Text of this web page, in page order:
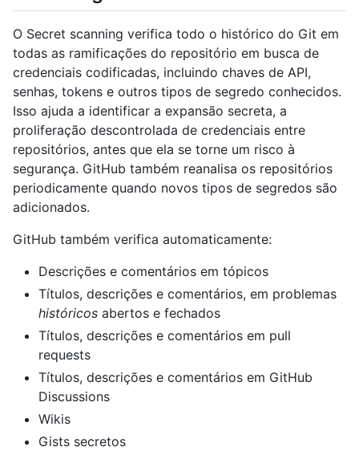
O Secret scanning verifica todo o histórico do Git em
todas as ramificações do repositório em busca de
credenciais codificadas, incluindo chaves de API,
senhas, tokens e outros tipos de segredo conhecidos.
Isso ajuda a identificar a expansão secreta, a
proliferação descontrolada de credenciais entre
repositórios, antes que ela se torne um risco à
segurança. GitHub também reanalisa os repositórios
periodicamente quando novos tipos de segredos são
adicionados.
GitHub também verifica automaticamente:
Descrições e comentários em tópicos
Títulos, descrições e comentários, em problemas
históricos abertos e fechados
Títulos, descrições e comentários em pull
requests
Títulos, descrições e comentários em GitHub
Discussions
Wikis
Gists secretos